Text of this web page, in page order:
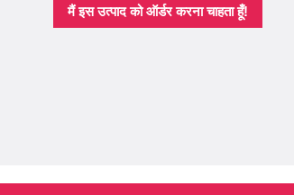
मैं इस उत्पाद को ऑर्डर करना चाहता हूँ!